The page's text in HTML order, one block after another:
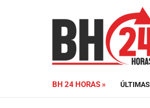
BH 24 HORAS »